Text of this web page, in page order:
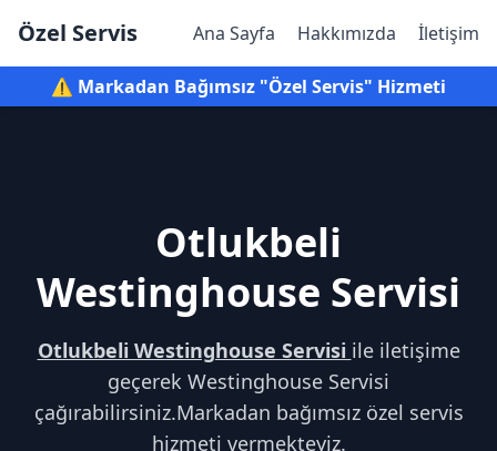
Özel Servis Ana Sayfa Hakkımızda İletişim
⚠️ Markadan Bağımsız "Özel Servis" Hizmeti
Otlukbeli
Westinghouse Servisi
Otlukbeli Westinghouse Servisi ile iletişime
geçerek Westinghouse Servisi
çağırabilirsiniz.Markadan bağımsız özel servis
hizmeti vermekteyiz.